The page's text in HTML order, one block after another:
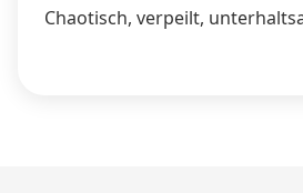
Chaotisch, verpeilt,